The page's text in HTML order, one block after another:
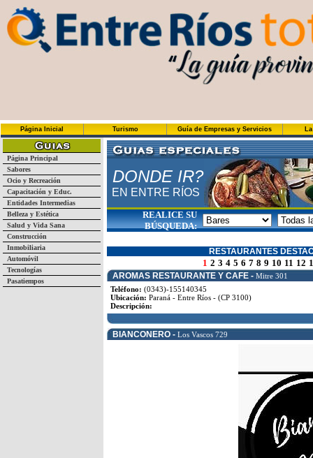
Página Inicial Turismo Guía de Empresas y Servicios
Página Principal
Sabores
Ocio y Recreación
Capacitación y Educ.
Entidades Intermedias
Belleza y Estética
Salud y Vida Sana
Construcción
Inmobiliaria
Automóvil
Tecnologías
Pasatiempos
DONDE IR?
EN ENTRE RÍOS
REALICE SU
BÚSQUEDA:
RESTAURANTES
1 2 3 4 5 6 7 8 9 10 11 12
AROMAS RESTAURANTE Y CAFE - Mitre 301
Teléfono: (0343)-155140345
Ubicación: Paraná - Entre Ríos - (CP 3100)
Descripción:
BIANCONERO - Los Vascos 729